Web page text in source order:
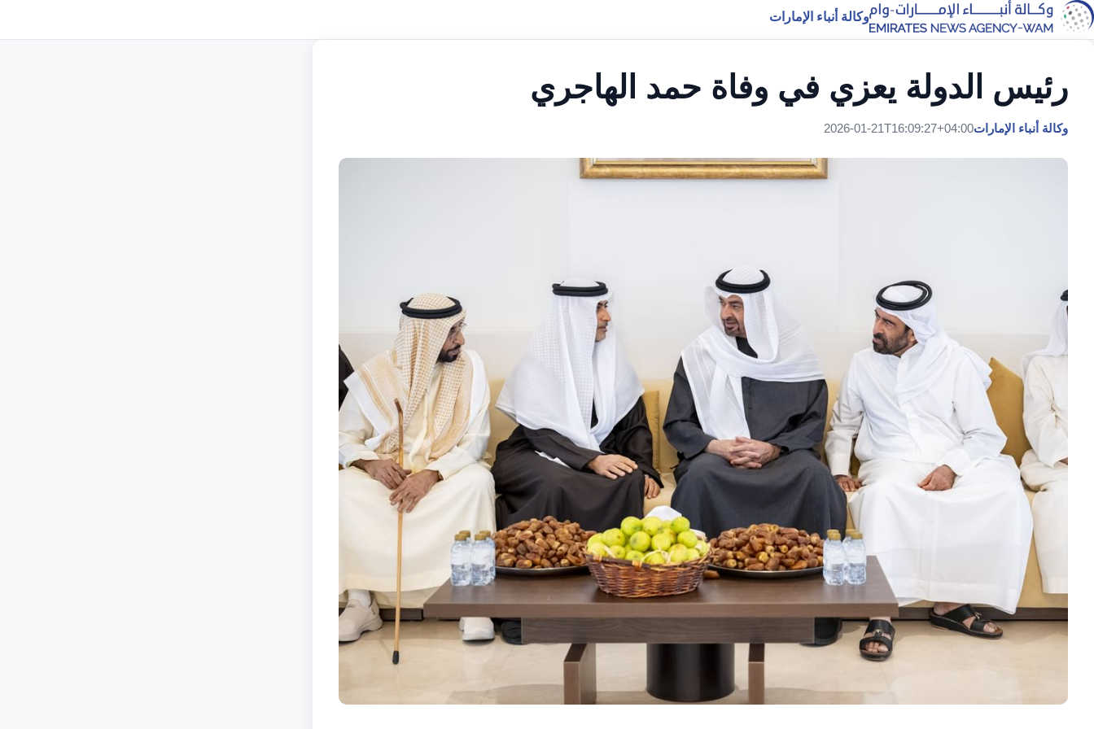
وكالة أنباء الإمارات
رئيس الدولة يعزي في وفاة حمد الهاجري
وكالة أنباء الإمارات2026-01-21T16:09:27+04:00